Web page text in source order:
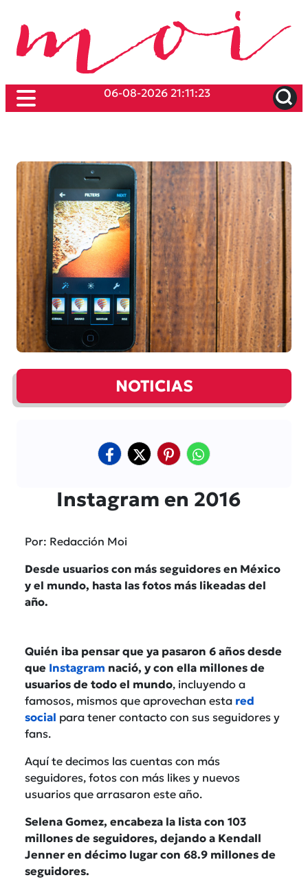
06-08-2026 21:11:23
NOTICIAS
Instagram en 2016
Por: Redacción Moi
Desde usuarios con más seguidores en México
y el mundo, hasta las fotos más likeadas del
año.
Quién iba pensar que ya pasaron 6 años desde
que Instagram nació, y con ella millones de
usuarios de todo el mundo, incluyendo a
famosos, mismos que aprovechan esta red
social para tener contacto con sus seguidores y
fans.
Aquí te decimos las cuentas con más
seguidores, fotos con más likes y nuevos
usuarios que arrasaron este año.
Selena Gomez, encabeza la lista con 103
millones de seguidores, dejando a Kendall
Jenner en décimo lugar con 68.9 millones de
seguidores.